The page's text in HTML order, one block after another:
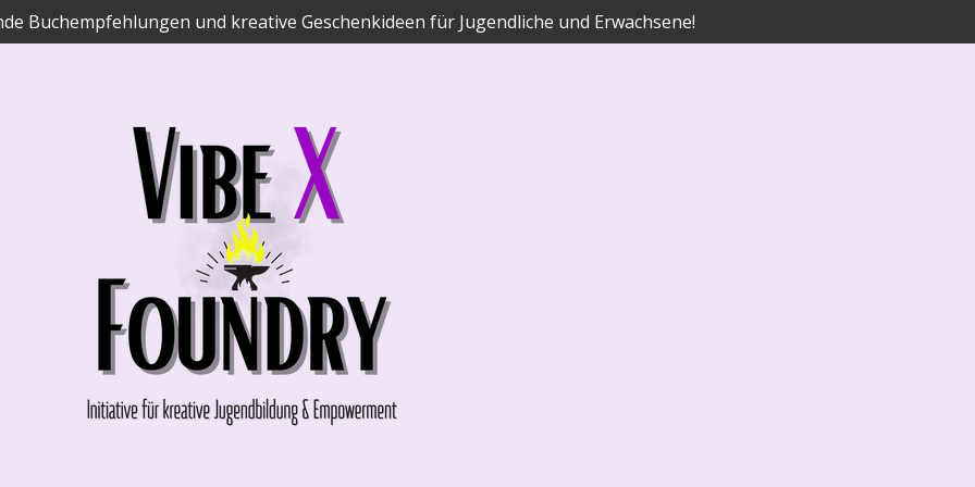
Buchempfehlungen und kreative Geschenkideen für Jugendliche und Erwachsene!